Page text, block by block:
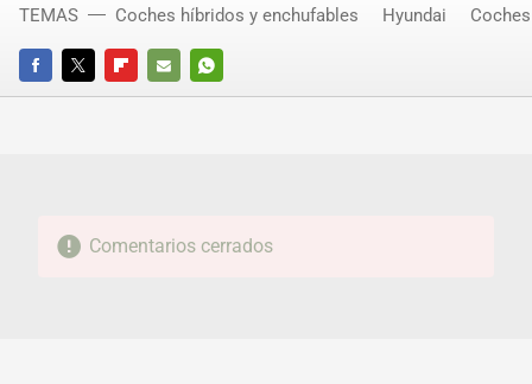
FACEBOOKTWITTERFLIPBOARD
E-
WHATSAPP
TEMAS Coches híbridos y enchufables Hyundai
Comentarios cerrados